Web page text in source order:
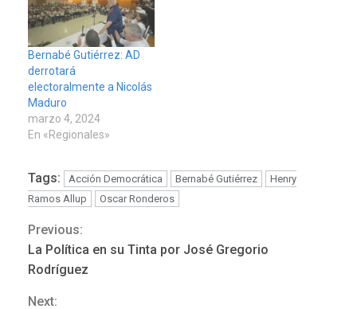
Bernabé Gutiérrez: AD
derrotará
electoralmente a Nicolás
Maduro
marzo 4, 2024
En «Regionales»
Tags: Acción Democrática Bernabé Gutiérrez
Henry
Ramos Allup
Oscar Ronderos
Continue
Reading
Previous:
La Política en su Tinta por José Gregorio
Rodríguez
Next: